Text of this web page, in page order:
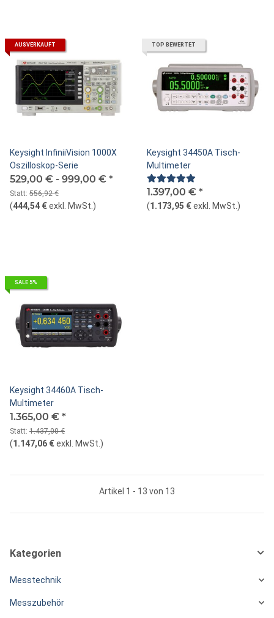
AUSVERKAUFT
Keysight InfiniiVision 1000X
Oszilloskop-Serie
529,00 € - 999,00 € *
Statt: 556,92 €
(444,54 €exkl. MwSt. )
TOP BEWERTET
Keysight 34450A Tisch-
Multimeter
1.397,00 € *
(1.173,95 €exkl. MwSt. )
SALE 5%
Keysight 34460A Tisch-
Multimeter
1.365,00 € *
Statt: 1.437,00 €
(1.147,06 €exkl. MwSt. )
Artikel 1 - 13 von 13
Kategorien
Messtechnik
Messzubehör